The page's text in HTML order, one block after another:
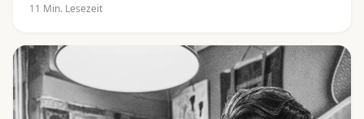
Bedeutung hinter den Linien, der Khom-Schrift und
11 Min. Lesezeit